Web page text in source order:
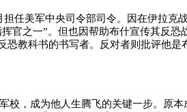
任美军中央司令部司令。因在伊拉克
官之一”。但也因帮助布什宣传其反恐
恐教科书的书写者。反对者则批评他是
校，成为他人生腾飞的关键一步。原本